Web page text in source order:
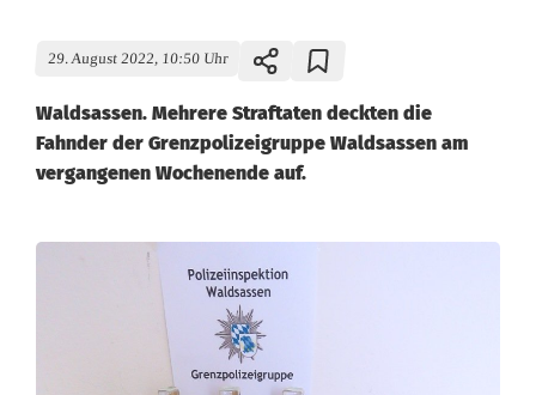
29. August 2022, 10:50 Uhr
Waldsassen. Mehrere Straftaten deckten die
Fahnder der Grenzpolizeigruppe Waldsassen am
vergangenen Wochenende auf.